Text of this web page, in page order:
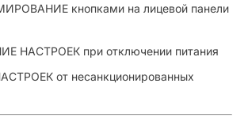
кнопками на лицевой панели
НАСТРОЕК при отключении питания
от несанкционированных